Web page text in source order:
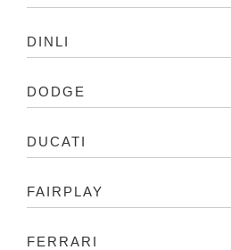
DINLI
DODGE
DUCATI
FAIRPLAY
FERRARI